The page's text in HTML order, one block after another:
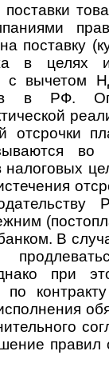
поставки
поставку
в целях
с вычетом
в РФ.
отсрочки
во
налоговых
В
при
по
правил